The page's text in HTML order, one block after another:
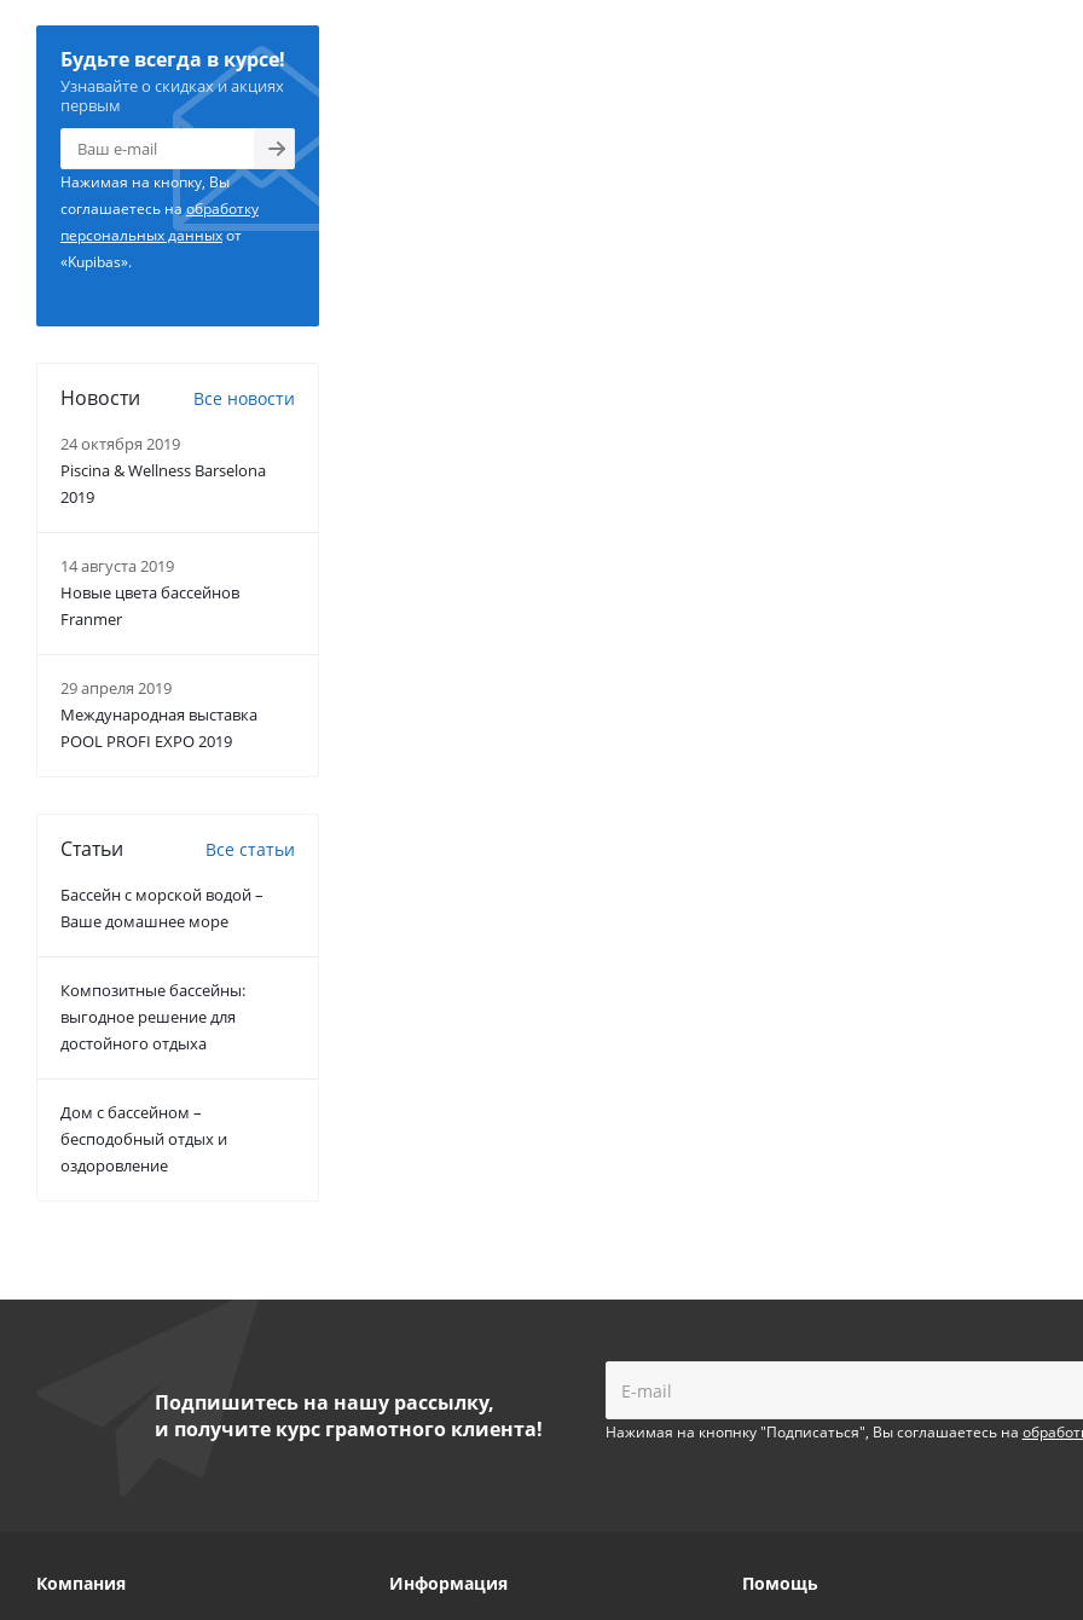
Будьте всегда в курсе!
Узнавайте о скидках и акциях
первым
Нажимая на кнопку, Вы
соглашаетесь наобработку
персональных данныхот
«Kupibas».
Новости Все новости
24 октября 2019
Piscina & Wellness Barselona
2019
14 августа 2019
Новые цвета бассейнов
Franmer
29 апреля 2019
Международная выставка
POOL PROFI EXPO 2019
Статьи Все статьи
Бассейн с морской водой –
Ваше домашнее море
Композитные бассейны:
выгодное решение для
достойного отдыха
Дом с бассейном –
бесподобный отдых и
оздоровление
Подпишитесь на нашу рассылку,
и получите курс грамотного клиента!
Нажимая на кнопнку "Подписаться", Вы соглашаетесь на
Компания Информация Помощь